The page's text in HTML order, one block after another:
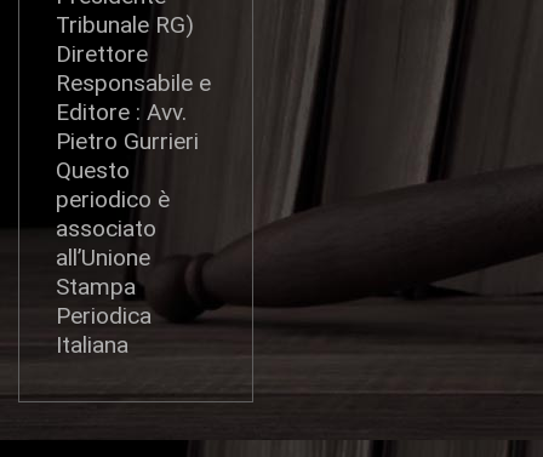
Tribunale RG)
Direttore
Responsabile e
Editore : Avv.
Pietro Gurrieri
Questo
periodico è
associato
all’Unione
Stampa
Periodica
Italiana